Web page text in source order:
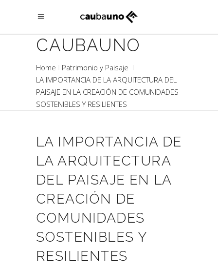
CAUBAUNO
Home
Patrimonio y Paisaje
LA IMPORTANCIA DE LA ARQUITECTURA DEL
PAISAJE EN LA CREACIÓN DE COMUNIDADES
SOSTENIBLES Y RESILIENTES
LA IMPORTANCIA DE
LA ARQUITECTURA
DEL PAISAJE EN LA
CREACIÓN DE
COMUNIDADES
SOSTENIBLES Y
RESILIENTES